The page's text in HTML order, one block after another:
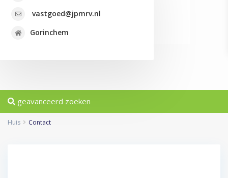
vastgoed@jpmrv.nl
Gorinchem
geavanceerd zoeken
Huis Contact